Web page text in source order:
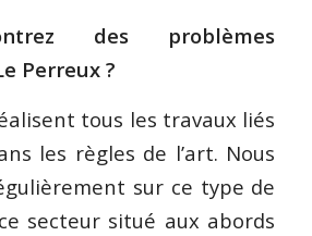
des problèmes
Perreux ?
tous les travaux liés
les règles de l’art. Nous
sur ce type de
secteur situé aux abords